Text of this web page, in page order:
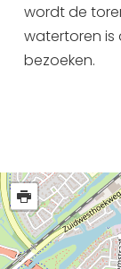
wordt de
watertoren is
bezoeken.